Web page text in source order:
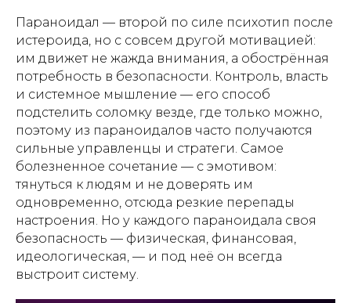
Параноидал — второй по силе психотип после
истероида, но с совсем другой мотивацией:
им движет не жажда внимания, а обострённая
потребность в безопасности. Контроль, власть
и системное мышление — его способ
подстелить соломку везде, где только можно,
поэтому из параноидалов часто получаются
сильные управленцы и стратеги. Самое
болезненное сочетание — с эмотивом:
тянуться к людям и не доверять им
одновременно, отсюда резкие перепады
настроения. Но у каждого параноидала своя
безопасность — физическая, финансовая,
идеологическая, — и под неё он всегда
выстроит систему.